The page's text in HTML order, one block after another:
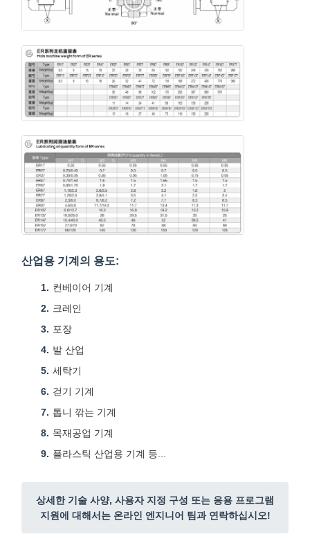
산업용 기계의 용도:
컨베이어 기계
크레인
포장
발 산업
세탁기
걷기 기계
톱니 깎는 기계
목재공업 기계
플라스틱 산업용 기계 등...
상세한 기술 사양, 사용자 지정 구성 또는 응용 프로그램
지원에 대해서는 온라인 엔지니어 팀과 연락하십시오!